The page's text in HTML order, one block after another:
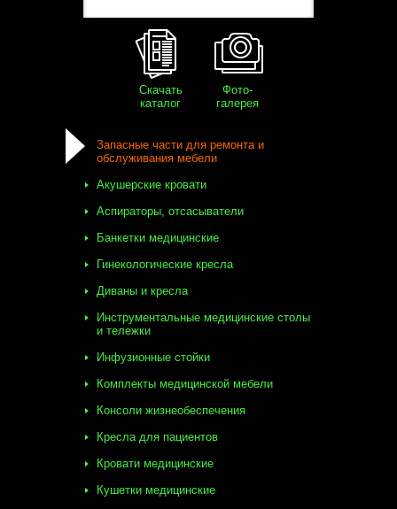
Скачать
каталог
Фото-
галерея
Запасные части для ремонта и
обслуживания мебели
Акушерские кровати
Аспираторы, отсасыватели
Банкетки медицинские
Гинекологические кресла
Диваны и кресла
Инструментальные медицинские столы
и тележки
Инфузионные стойки
Комплекты медицинской мебели
Консоли жизнеобеспечения
Кресла для пациентов
Кровати медицинские
Кушетки медицинские